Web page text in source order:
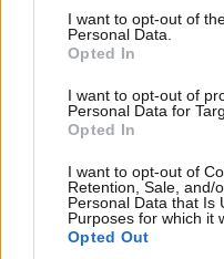
consent section.
I want to opt-out of
Personal Data.
Opted In
I want to opt-out of
Personal Data for
Opted In
I want to opt-out of
Retention, Sale, and/
Personal Data that Is
Purposes for which it
Opted Out
εκλογές και μετά να τα
τα δώσει να βγει σε
εξωπλησμους αλλά όχι
μάθει προσωπικα εγώ
Ελλάδος την αυλή
Απαντήστε
LIFESTYLE06·08·2026 18:51